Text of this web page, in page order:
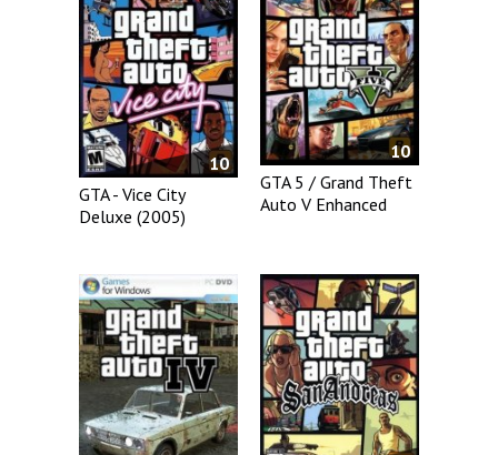
10
GTA - Vice City
Deluxe (2005)
10
GTA 5 / Grand Theft
Auto V Enhanced